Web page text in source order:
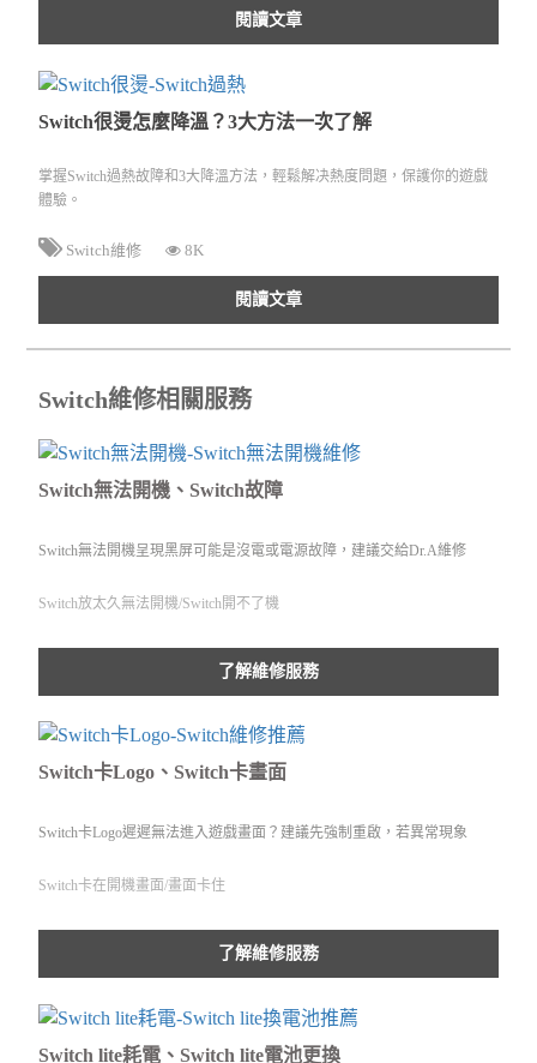
閱讀文章
Switch很燙怎麼降溫？3大方法一次了解
掌握Switch過熱故障和3大降溫方法，輕鬆解决熱度問題，保護你的遊戲
體驗。
Switch維修 8K
閱讀文章
Switch維修相關服務
Switch無法開機、Switch故障
Switch無法開機呈現黑屏可能是沒電或電源故障，建議交給Dr.A維修
Switch放太久無法開機/Switch開不了機
了解維修服務
Switch卡Logo、Switch卡畫面
Switch卡Logo遲遲無法進入遊戲畫面？建議先強制重啟，若異常現象
Switch卡在開機畫面/畫面卡住
了解維修服務
Switch lite耗電、Switch lite電池更換